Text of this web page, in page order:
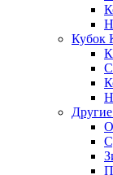
Кубок